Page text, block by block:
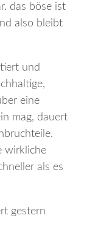
das böse ist
also bleibt
und
eine
mag, dauert
wirkliche
als es
gestern